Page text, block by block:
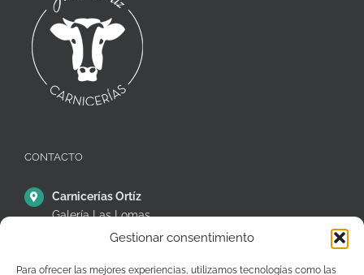
Gestionar consentimiento
Para ofrecer las mejores experiencias, utilizamos tecnologías como las
CONTACTO
Carnicerías Ortíz
Galería Las Lomas
Puestos 14,15 y 16
28935 – Madrid – España